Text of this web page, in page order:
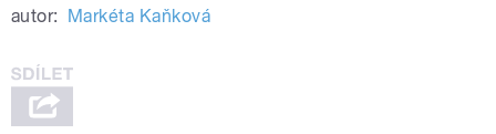
autor: Markéta Kaňková